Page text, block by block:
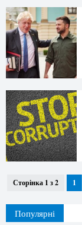
Сторінка 1 з 2 1
Популярні